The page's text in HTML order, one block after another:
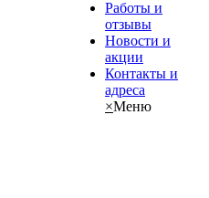
Работы и
отзывы
Новости и
акции
Контакты и
адреса
×Меню